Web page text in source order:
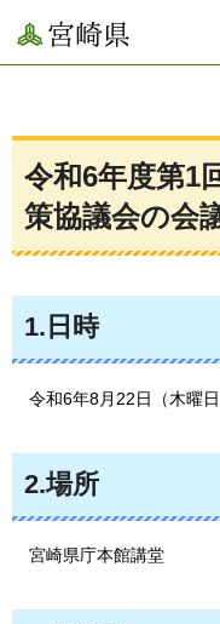
宮崎県
令和6年度第1
策協議会の会
1.日時
令和6年8月22日（木曜
2.場所
宮崎県庁本館講堂